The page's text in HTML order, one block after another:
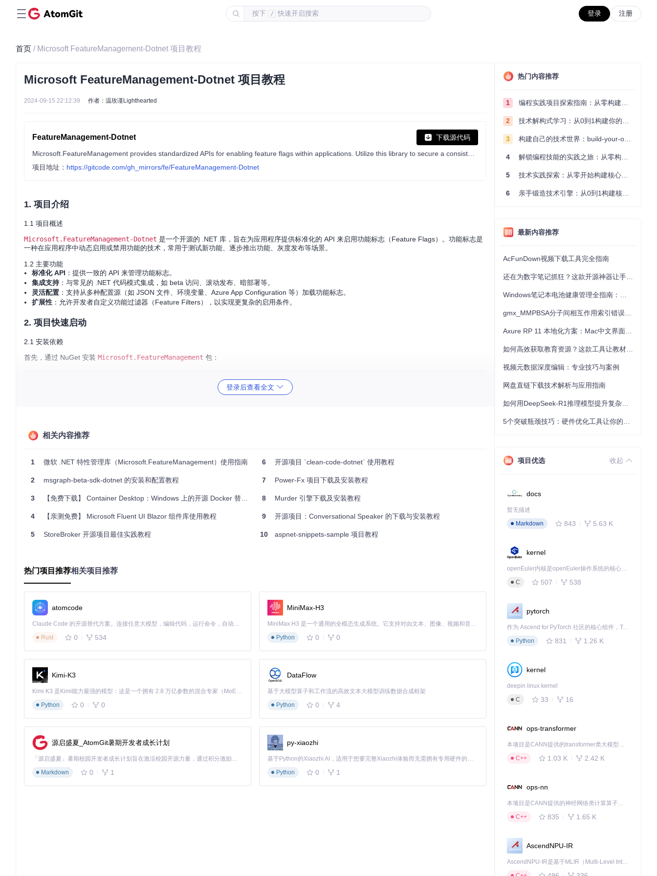
按下 / 快速开启搜索 登录 注册
首页 / Microsoft FeatureManagement-Dotnet 项目教程
Microsoft FeatureManagement-Dotnet 项目教程
2024-09-15 22:12:39 作者：温玫谨Lighthearted
FeatureManagement-Dotnet 下载源代码
项目地址： https://gitcode.com/gh_mirrors/fe/FeatureManagement-Dotnet
1. 项目介绍
1.1 项目概述
Microsoft.FeatureManagement-Dotnet 是一个开源的 .NET 库，旨在为应用程序提供标准化的 API 来启用功能标志（Feature Flags）。功能标志是
一种在应用程序中动态启用或禁用功能的技术，常用于测试新功能、逐步推出功能、灰度发布等场景。
1.2 主要功能
标准化 API ：提供一致的 API 来管理功能标志。
集成支持 ：与常见的 .NET 代码模式集成，如 beta 访问、滚动发布、暗部署等。
灵活配置 ：支持从多种配置源（如 JSON 文件、环境变量、Azure App Configuration 等）加载功能标志。
扩展性 ：允许开发者自定义功能过滤器（Feature Filters），以实现更复杂的启用条件。
2. 项目快速启动
2.1 安装依赖
首先，通过 NuGet 安装 Microsoft.FeatureManagement 包：
{
"FeatureManagement"
"FeatureB": false
}
    {
        services.AddFeatureManagement();
    }
2.4 使用功能标志
在控制器或服务中使用功能标志：
using Microsoft.FeatureManagement;
public
{
private
readonly IFeatureManager _featureManager;
public HomeController
public async
    {
        {
登录后查看全文
相关内容推荐
1 微软 .NET 特性管理库（Microsoft.FeatureManagement）使用指南
2 msgraph-beta-sdk-dotnet 的安装和配置教程
3 【免费下载】 Container Desktop：Windows 上的开源 Docker 替代方案
4 【亲测免费】 Microsoft Fluent UI Blazor 组件库使用教程
5 StoreBroker 开源项目最佳实践教程
6 开源项目 `clean-code-dotnet` 使用教程
7 Power-Fx 项目下载及安装教程
8 Murder 引擎下载及安装教程
9 开源项目：Conversational Speaker 的下载与安装教程
10 aspnet-snippets-sample 项目教程
热门项目推荐相关项目推荐
atomcode
Claude Code 的开源替代方案。连接任意大模型，编辑代码，运行命令，自动验证 — 全自动执行。用 Rust 构建，极致性能。 ｜ An open-source alternative to Claude Code. Connect any LLM, edit code, run commands, and verify changes — autonomously. Built in Rust for speed. Get Started
Rust
0 534
MiniMax-H3
MiniMax H3 是一个通用的全模态生成系统。它支持对由文本、图像、视频和音频组成的多模态上下文进行统一理解，并能生成分辨率高达 2K、时长可达 15 秒的带原生立体声音频的视频。得益于面向任务泛化的系统设计，H3 在预训练阶段就已具备广泛的多模态上下文理解与生成能力，能够出色地执行复杂的多模态指令。
Python
0 0
Kimi-K3
Kimi K3 是Kimi能力最强的模型：这是一个拥有 2.8 万亿参数的混合专家（MoE）模型，具备原生视觉理解能力，并支持 100 万 token 的上下文窗口。
Python
0 0
DataFlow
基于大模型算子和工作流的高效文本大模型训练数据合成框架
Python
0 4
源启盛夏_AtomGit暑期开发者成长计划
「源启盛夏」暑期校园开发者成长计划旨在激活校园开源力量，通过积分激励、认证扶持、资源倾斜等形式，引导高校组织和开发者完成「入驻 — 建项目 — 做贡献 — 获认证 — 得资源」的完整闭环。无论你是想带领社团入驻平台的组织者，还是希望用代码贡献证明自己的开发者，都能在这里找到属于你的成长路径。
Markdown
0 1
py-xiaozhi
基于Python的Xiaozhi AI，适用于想要完整Xiaozhi体验而无需拥有专用硬件的用户。
Python
0 1
热门内容推荐
1 编程实践项目探索指南：从零构建技术能力体系
2 技术解构式学习：从0到1构建你的编程知识体系
3 构建自己的技术世界：build-your-own-x项目的实践探索指南
4 解锁编程技能的实践之旅：从零构建你的技术世界
5 技术实践探索：从零开始构建核心系统的实践指南
6 亲手锻造技术引擎：从0到1构建核心系统的实践指南
最新内容推荐
AcFunDown视频下载工具完全指南
视频元数据深度编辑：专业技巧与案例
网盘直链下载技术解析与应用指南
项目优选 收起
docs
暂无描述
Markdown
843 5.63 K
kernel
openEuler内核是openEuler操作系统的核心，既是系统性能与稳定性的基石，也是连接处理器、设备与服务的桥梁。
C
507 538
pytorch
作为 Ascend for PyTorch 社区的核心组件，TorchNPU 是昇腾专为 PyTorch 打造的深度学习适配插件，使 PyTorch 框架能够直接调用昇腾 NPU，为开发者提供昇腾 AI 处理器的超强算力。
Python
831 1.26 K
kernel
deepin linux kernel
C
33 16
ops-transformer
本项目是CANN提供的transformer类大模型算子库，实现网络在NPU上加速计算。
C++
1.03 K 2.42 K
ops-nn
本项目是CANN提供的神经网络类计算算子库，实现网络在NPU上加速计算。
C++
835 1.65 K
AscendNPU-IR
AscendNPU-IR是基于MLIR（Multi-Level Intermediate Representation）构建的，面向昇腾亲和算子编译时使用的中间表示，提供昇腾完备表达能力，通过编译优化提升昇腾AI处理器计算效率，支持通过生态框架使能昇腾AI处理器与深度调优